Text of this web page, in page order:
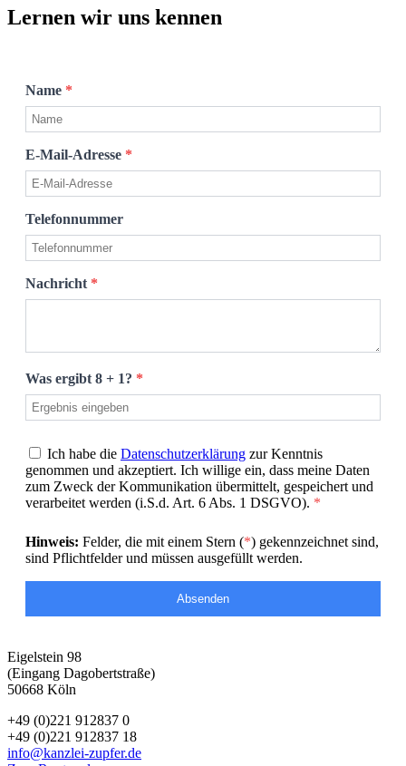
Lernen wir uns kennen
Name *
E-Mail-Adresse *
Telefonnummer
Nachricht *
Was ergibt 8 + 1? *
Ich habe die Datenschutzerklärung zur Kenntnis
genommen und akzeptiert. Ich willige ein, dass meine Daten
zum Zweck der Kommunikation übermittelt, gespeichert und
verarbeitet werden (i.S.d. Art. 6 Abs. 1 DSGVO). *
Hinweis: Felder, die mit einem Stern (*) gekennzeichnet sind,
sind Pflichtfelder und müssen ausgefüllt werden.
Absenden
Eigelstein 98
(Eingang Dagobertstraße)
50668 Köln
+49 (0)221 912837 0
+49 (0)221 912837 18
info@kanzlei-zupfer.de